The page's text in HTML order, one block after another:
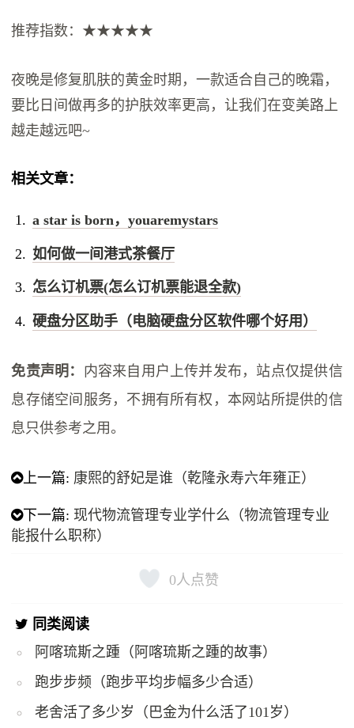
推荐指数：★★★★★
夜晚是修复肌肤的黄金时期，一款适合自己的晚霜，
要比日间做再多的护肤效率更高，让我们在变美路上
越走越远吧~
相关文章：
a star is born，youaremystars
如何做一间港式茶餐厅
怎么订机票(怎么订机票能退全款)
硬盘分区助手（电脑硬盘分区软件哪个好用）
免责声明： 内容来自用户上传并发布，站点仅提供信
息存储空间服务，不拥有所有权，本网站所提供的信
息只供参考之用。
上一篇: 康熙的舒妃是谁（乾隆永寿六年雍正）
下一篇:现代物流管理专业学什么（物流管理专业
能报什么职称）
0人点赞
同类阅读
阿喀琉斯之踵（阿喀琉斯之踵的故事）
跑步步频（跑步平均步幅多少合适）
老舍活了多少岁（巴金为什么活了101岁）